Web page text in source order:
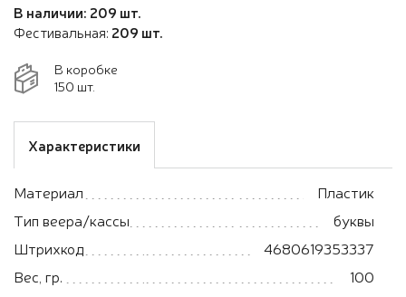
В наличии: 209 шт.
Фестивальная: 209 шт.
В коробке
150 шт.
Характеристики
Материал
Пластик
Тип веера/кассы
буквы
Штрихкод
4680619353337
Вес, гр.
100